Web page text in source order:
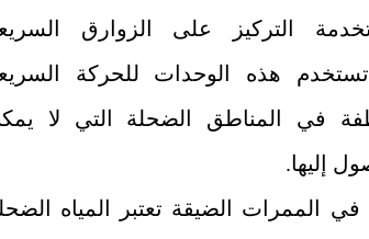
التركيز على الزوارق
هذه الوحدات للحركة
في المناطق الضحلة التي لا
إليها.
في الممرات الضيقة تعتبر المياه